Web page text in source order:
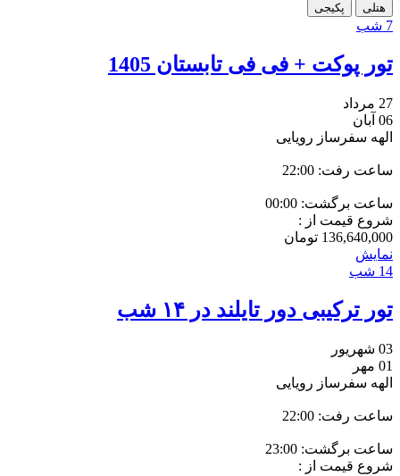
هتلی پکیجی
7 شب
تور پوکت + فی فی تابستان 1405
27 مرداد
06 آبان
الهه سفرساز رویایی
ساعت رفت: 22:00
ساعت برگشت: 00:00
شروع قیمت از :
136,640,000 تومان
نمایش
14 شب
تور ترکیبی دور تایلند در ۱۴ شب
03 شهریور
01 مهر
الهه سفرساز رویایی
ساعت رفت: 22:00
ساعت برگشت: 23:00
شروع قیمت از :